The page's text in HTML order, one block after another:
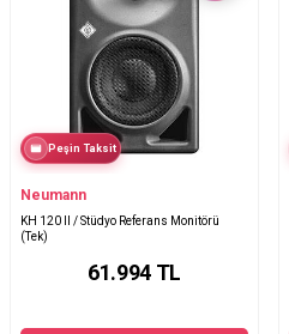
Peşin Taksit
Neumann
KH 120 II / Stüdyo Referans Monitörü
(Tek)
61.994TL